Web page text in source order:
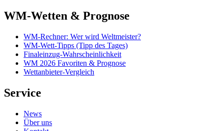
WM-Wetten & Prognose
WM-Rechner: Wer wird Weltmeister?
WM-Wett-Tipps (Tipp des Tages)
Finaleinzug-Wahrscheinlichkeit
WM 2026 Favoriten & Prognose
Wettanbieter-Vergleich
Service
News
Über uns